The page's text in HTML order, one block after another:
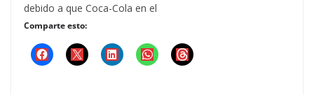
debido a que Coca-Cola en el
Comparte esto: